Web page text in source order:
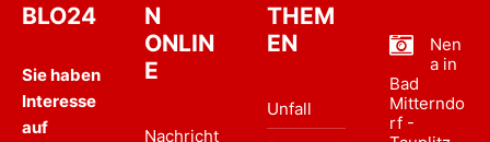
BLO24
Sie haben
Interesse
auf
N
ONLIN
E
Nachricht
THEM
EN
Unfall
Nen
a in
Bad
Mitterndo
rf -